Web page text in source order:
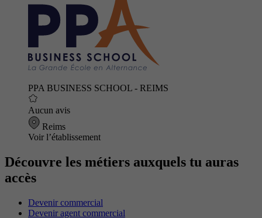
PPA BUSINESS SCHOOL - REIMS
Aucun avis
Reims
Voir l’établissement
Découvre les métiers auxquels tu auras
accès
Devenir commercial
Devenir agent commercial